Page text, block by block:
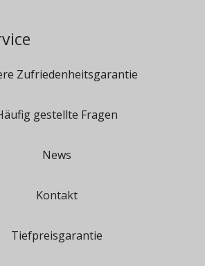
Zufriedenheitsgarantie
gestellte Fragen
News
Kontakt
Tiefpreisgarantie